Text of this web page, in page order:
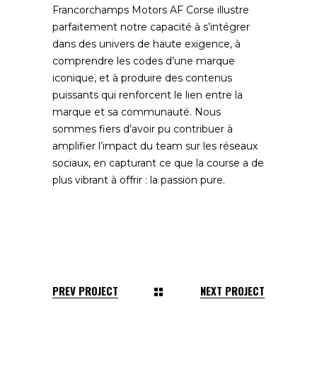
Francorchamps Motors AF Corse illustre
parfaitement notre capacité à s’intégrer
dans des univers de haute exigence, à
comprendre les codes d’une marque
iconique, et à produire des contenus
puissants qui renforcent le lien entre la
marque et sa communauté. Nous
sommes fiers d’avoir pu contribuer à
amplifier l’impact du team sur les réseaux
sociaux, en capturant ce que la course a de
plus vibrant à offrir : la passion pure.
PREV PROJECT NEXT PROJECT